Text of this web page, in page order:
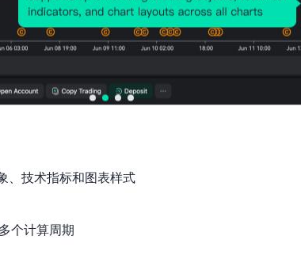
、技术指标和图表样式
个计算周期